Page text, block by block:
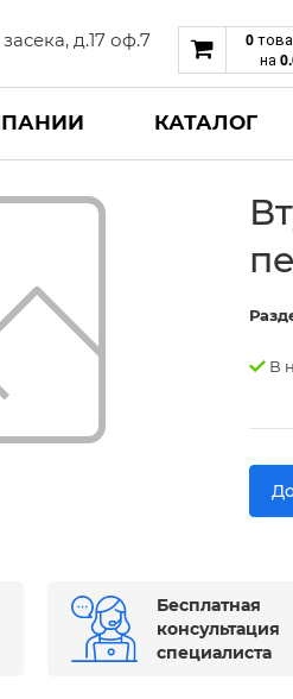
д.17 оф.7 0
на
КАТАЛОГ
В
Бесплатная
консультация
специалиста